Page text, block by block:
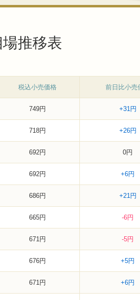
推移表
税込小売価格 前日比小売
749円 +31円
718円 +26円
692円 0円
692円 +6円
686円 +21円
665円 -6円
671円 -5円
676円 +5円
671円 +6円